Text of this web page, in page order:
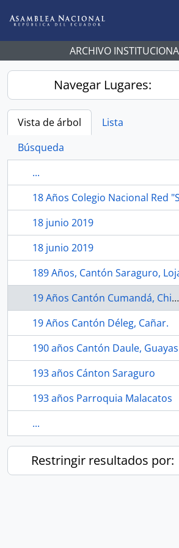
ARCHIVO
Navegar Lugares:
Vista de árbol
Lista
Búsqueda
...
18 junio 2019
18 junio 2019
189 Años, Cantón Saraguro,
19 Años Cantón Cumandá, Chimborazo.
19 Años Cantón Déleg, Cañar.
190 años Cantón Daule, Guayas
193 años Cánton Saraguro
193 años Parroquia Malacatos
...
Restringir resultados por: